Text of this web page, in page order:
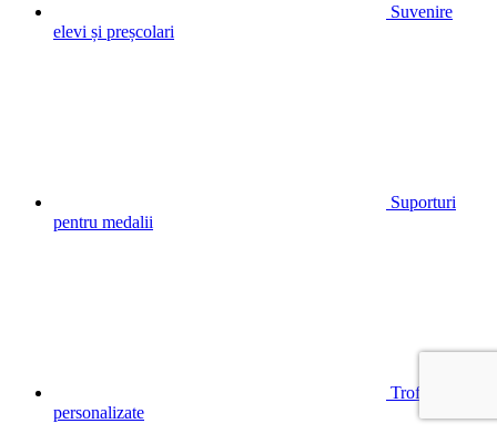
Suvenire
elevi și preșcolari
Suporturi
pentru medalii
Trofee
personalizate